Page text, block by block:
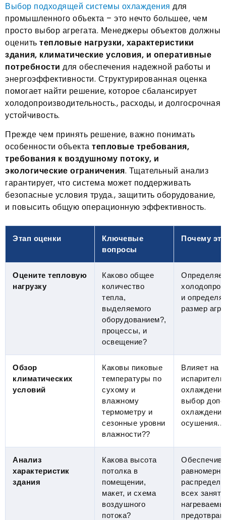
Выбор подходящей системы охлаждения для
промышленного объекта – это нечто большее, чем
просто выбор агрегата. Менеджеры объектов должны
оценить тепловые нагрузки, характеристики
здания, климатические условия, и оперативные
потребности для обеспечения надежной работы и
энергоэффективности. Структурированная оценка
помогает найти решение, которое сбалансирует
холодопроизводительность., расходы, и долгосрочная
устойчивость.
Прежде чем принять решение, важно понимать
особенности объекта тепловые требования,
требования к воздушному потоку, и
экологические ограничения. Тщательный анализ
гарантирует, что система может поддерживать
безопасные условия труда., защитить оборудование,
и повысить общую операционную эффективность.
Этап оценки
Ключевые
вопросы
Почему
Оцените тепловую
нагрузку
Каково общее
количество
тепла,
выделяемого
оборудованием?,
процессы, и
освещение?
и
размер
Обзор
климатических
условий
Каковы пиковые
температуры по
сухому и
влажному
термометру и
сезонные уровни
влажности??
Влияет на
выбор
осушения..
Анализ
характеристик
здания
Какова высота
потолка в
помещении,
макет, и схема
воздушного
потока?
всех